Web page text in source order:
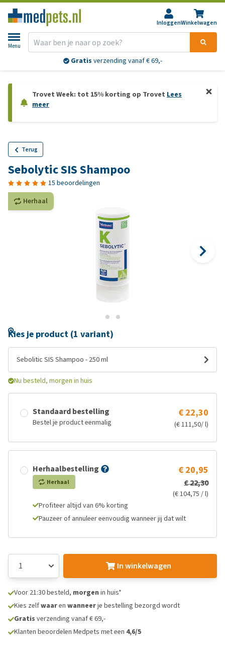
InloggenWinkelwagen
Menu
Gratis verzending vanaf € 69,-
Trovet Week: tot 15% korting op Trovet Lees
meer
Terug
Sebolytic SIS Shampoo
15 beoordelingen
Herhaal
Kies je product (1 variant)
Sebolitic SIS Shampoo - 250 ml
Nu besteld, morgen in huis
Standaard bestelling
Bestel je product eenmalig
€ 22,30
(€ 111,50/ l)
Herhaalbestelling
Herhaal
€ 20,95
€ 22,30
(€ 104,75 / l)
Profiteer altijd van 6% korting
Pauzeer of annuleer eenvoudig wanneer jij dat wilt
In winkelwagen
Voor 21:30 besteld, morgen in huis*
Kies zelfwaaren wanneerje bestelling bezorgd wordt
Gratis verzending vanaf € 69,-
Klanten beoordelen Medpets met een 4,6/5